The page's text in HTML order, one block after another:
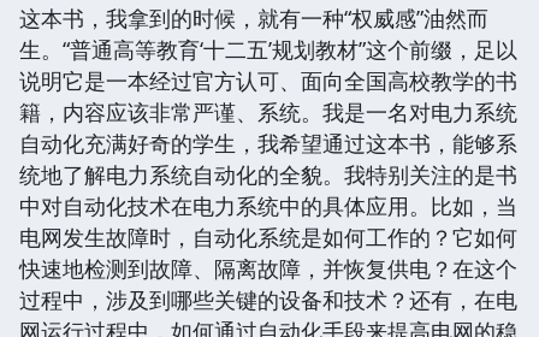
这本书，我拿到的时候，就有一种“权威感”油然而
生。“普通高等教育‘十二五’规划教材”这个前缀，足以
说明它是一本经过官方认可、面向全国高校教学的书
籍，内容应该非常严谨、系统。我是一名对电力系统
自动化充满好奇的学生，我希望通过这本书，能够系
统地了解电力系统自动化的全貌。我特别关注的是书
中对自动化技术在电力系统中的具体应用。比如，当
电网发生故障时，自动化系统是如何工作的？它如何
快速地检测到故障、隔离故障，并恢复供电？在这个
过程中，涉及到哪些关键的设备和技术？还有，在电
网运行过程中，如何通过自动化手段来提高电网的稳